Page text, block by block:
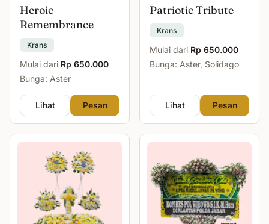
Heroic
Remembrance
Krans
Mulai dari Rp 650.000
Bunga: Aster
Lihat Pesan
Patriotic Tribute
Krans
Mulai dari Rp 650.000
Bunga: Aster, Solidago
Lihat Pesan